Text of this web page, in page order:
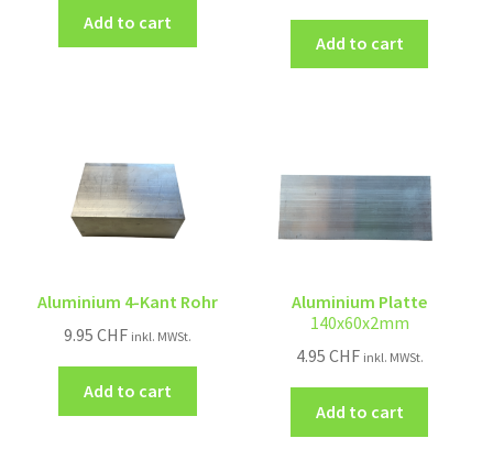
Add to cart
Add to cart
Aluminium 4-Kant Rohr
9.95CHF inkl. MWSt.
Add to cart
Aluminium Platte
140x60x2mm
4.95 CHF inkl. MWSt.
Add to cart